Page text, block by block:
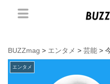
BUZZmag > エンタメ > 芸能 >
エンタメ